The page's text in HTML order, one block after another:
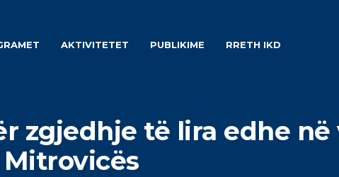
AKTIVITETET PUBLIKIME RRETH IKD
zgjedhje të lira edhe në